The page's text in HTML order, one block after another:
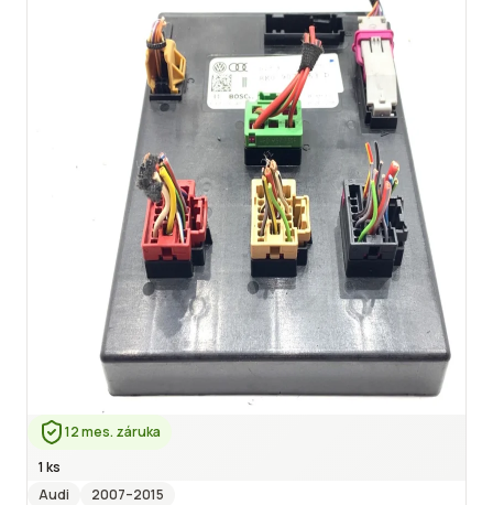
12 mes. záruka
1 ks
Audi
2007–2015